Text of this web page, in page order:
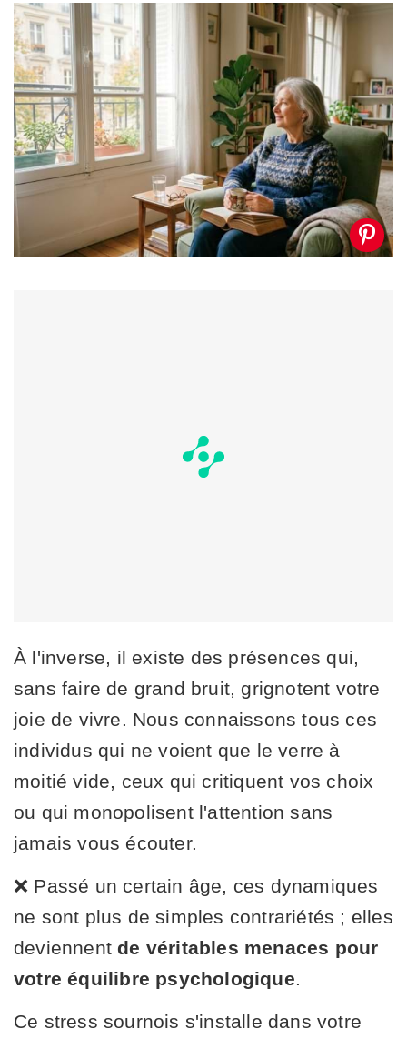
À l'inverse, il existe des présences qui,
sans faire de grand bruit, grignotent votre
joie de vivre. Nous connaissons tous ces
individus qui ne voient que le verre à
moitié vide, ceux qui critiquent vos choix
ou qui monopolisent l'attention sans
jamais vous écouter.
❌ Passé un certain âge, ces dynamiques
ne sont plus de simples contrariétés ; elles
deviennentde véritables menaces pour
votre équilibre psychologique.
Ce stress sournois s'installe dans votre